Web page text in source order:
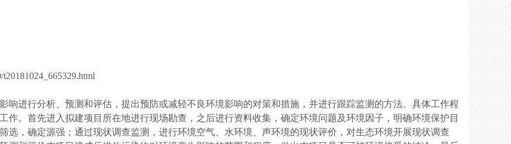
响进行分析、预测和评估，提出预防或减轻不良环境影响的对策和措施，并进行跟踪监测的方法。具体工作程
作。首先进入拟建项目所在地进行现场勘查，之后进行资料收集，确定环境问题及环境因子，明确环境保护目
选，确定源强；通过现状调查监测，进行环境空气、水环境、声环境的现状评价，对生态环境开展现状调查